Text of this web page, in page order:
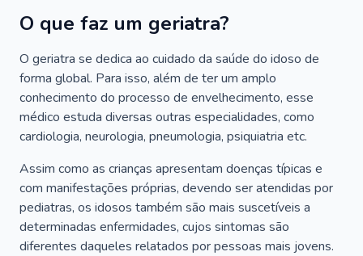
O que faz um geriatra?
O geriatra se dedica ao cuidado da saúde do idoso de
forma global. Para isso, além de ter um amplo
conhecimento do processo de envelhecimento, esse
médico estuda diversas outras especialidades, como
cardiologia, neurologia, pneumologia, psiquiatria etc.
Assim como as crianças apresentam doenças típicas e
com manifestações próprias, devendo ser atendidas por
pediatras, os idosos também são mais suscetíveis a
determinadas enfermidades, cujos sintomas são
diferentes daqueles relatados por pessoas mais jovens.